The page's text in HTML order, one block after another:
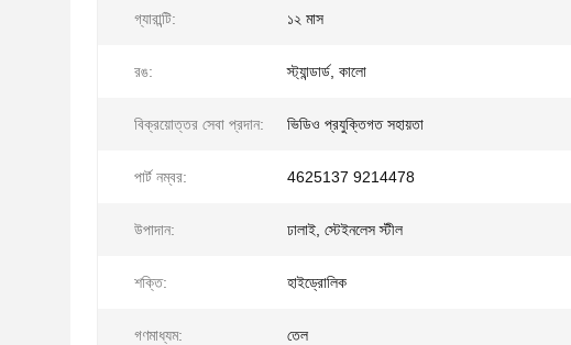
গ্যারান্টি: ১২ মাস
রঙ: স্ট্যান্ডার্ড, কালো
বিক্রয়োত্তর সেবা প্রদান: ভিডিও প্রযুক্তিগত সহায়তা
পার্ট নম্বর: 4625137 9214478
উপাদান: ঢালাই, স্টেইনলেস স্টীল
শক্তি: হাইড্রোলিক
গণমাধ্যম: তেল